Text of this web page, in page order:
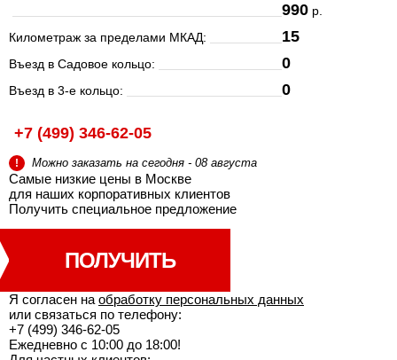
990 р.
Километраж за пределами МКАД:
15
Въезд в Садовое кольцо: 0
Въезд в 3-е кольцо: 0
+7 (499) 346-62-05
! Можно заказать на сегодня - 08 августа
Самые низкие цены в Москве
для наших корпоративных клиентов
Получить специальное предложение
ПОЛУЧИТЬ
Я согласен на обработку персональных данных
или связаться по телефону:
+7 (499) 346-62-05
Ежедневно с 10:00 до 18:00!